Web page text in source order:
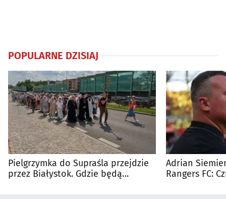
POPULARNE DZISIAJ
Pielgrzymka do Supraśla przejdzie
przez Białystok. Gdzie będą
Adrian
Rangers FC: